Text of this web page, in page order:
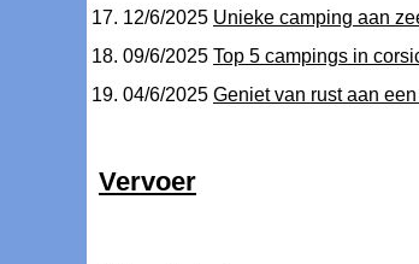
12/6/2025 Unieke camping aan
09/6/2025 Top 5 campings in
04/6/2025 Geniet van rust aan
Vervoer